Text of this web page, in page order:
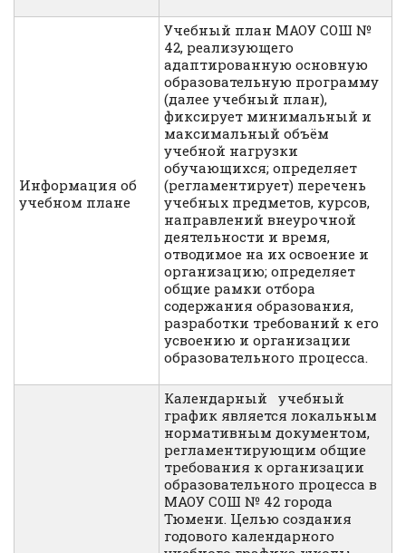
Информация об
учебном плане
Учебный план МАОУ СОШ №
42, реализующего
адаптированную основную
образовательную программу
(далее учебный план),
фиксирует минимальный и
максимальный объём
учебной нагрузки
обучающихся; определяет
(регламентирует) перечень
учебных предметов, курсов,
направлений внеурочной
деятельности и время,
отводимое на их освоение и
организацию; определяет
общие рамки отбора
содержания образования,
разработки требований к его
усвоению и организации
образовательного процесса.
Календарный учебный
график является локальным
нормативным документом,
регламентирующим общие
требования к организации
образовательного процесса в
МАОУ СОШ № 42 города
Тюмени. Целью создания
годового календарного